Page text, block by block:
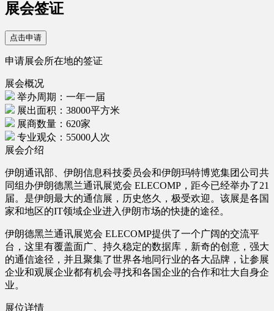
展会签证
点击申请
申请展会所在地的签证
展会概况
举办周期：一年一届
展出面积：38000平方米
展商数量：620家
专业观众：55000人次
展会介绍
伊朗通讯部、伊朗信息科技委员会和伊朗玛特博览集团公司共
同组办伊朗德黑兰通讯展览会 ELECOMP，距今已经举办了21
届。是伊朗最大的通信展，历史悠久，极受欢迎。该展是各国
家和地区的IT领域企业进入伊朗市场的快捷的途径。
伊朗德黑兰通讯展览会 ELECOMP提供了一个广阔的交流平
台，这里有覆盖面广、持久稳定的数据库，新奇的创意，强大
的通信途径，并且聚集了世界各地同行业的各大品牌，让参展
企业和观展企业都有机会寻找和各国企业的合作和壮大自身企
业。
展位详情